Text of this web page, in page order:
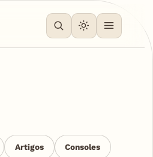
Artigos Consoles